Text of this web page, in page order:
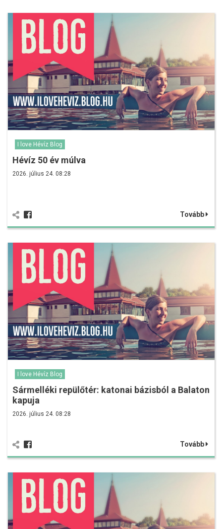
I love Hévíz Blog
Hévíz 50 év múlva
2026. július 24. 08:28
Tovább
I love Hévíz Blog
Sármelléki repülőtér: katonai bázisból a Balaton
kapuja
2026. július 24. 08:28
Tovább